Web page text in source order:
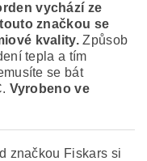
vychází ze
značkou se
kvality. Způsob
tepla a tím
se bát
Vyrobeno ve
značkou Fiskars si